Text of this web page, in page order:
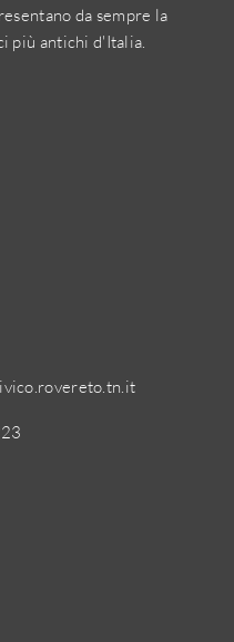
da sempre la
più antichi d'Italia.